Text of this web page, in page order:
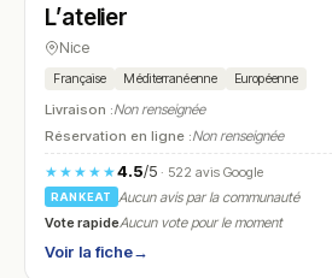
N° 7
L’atelier
Nice
Française Méditerranéenne Européenne
Livraison :Non renseignée
Réservation en ligne :Non renseignée
★★★★★4.5/5· 522 avis Google
RANKEAT
Aucun avis par la communauté
Vote rapideAucun vote pour le moment
Voir la fiche→